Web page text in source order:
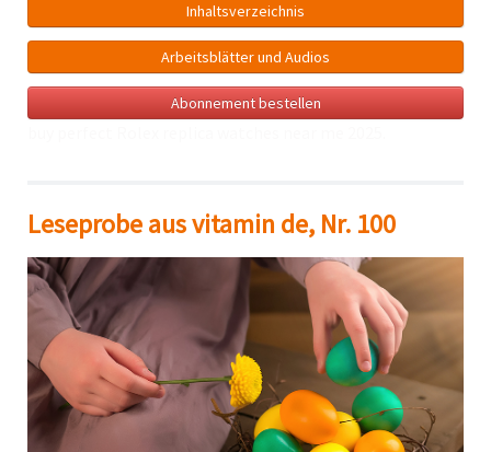
Inhalts­verzeichnis
Arbeitsblätter und Audios
Abonnement bestellen
Leseprobe aus vitamin de, Nr. 100